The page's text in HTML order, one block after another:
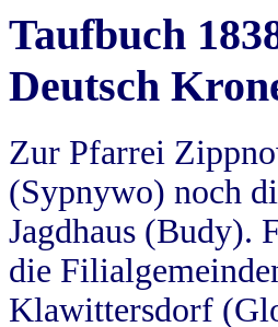
Taufbuch
Deutsch
Zur Pfarrei
(Sypnywo) noch
Jagdhaus (Budy).
die
Klawittersdorf